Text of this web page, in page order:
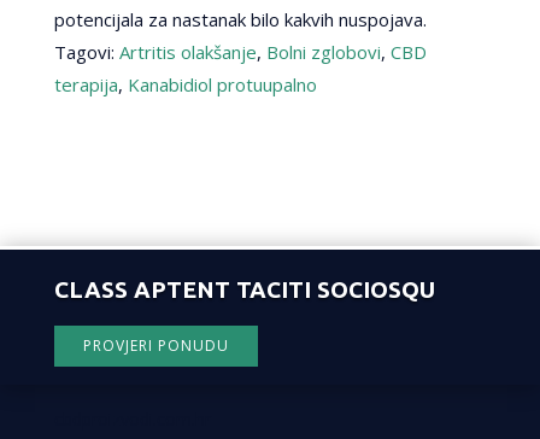
potencijala za nastanak bilo kakvih nuspojava.
Tagovi: Artritis olakšanje, Bolni zglobovi, CBD
terapija, Kanabidiol protuupalno
CLASS APTENT TACITI SOCIOSQU
PROVJERI PONUDU